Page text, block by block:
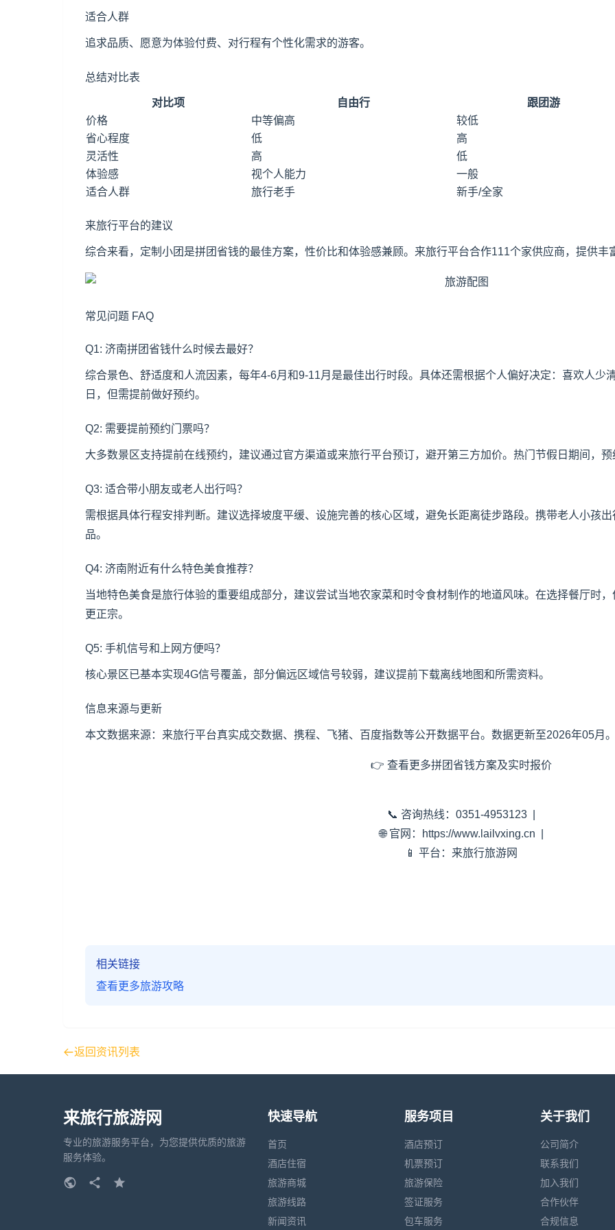
适合人群
追求品质、愿意为体验付费、对行程有个性化需求的游客。
总结对比表
对比项 自由行
跟团游
价格
中等偏高
较低
省心程度
低
高
灵活性
高
低
体验感
视个人能力
一般
适合人群
旅行老手 新手/全家
来旅行平台的建议
综合来看，定制小团是拼团省钱的最佳方案，性价比和体验感兼顾。来旅行平台合作111个家供应商，提供丰
常见问题 FAQ
Q1: 济南拼团省钱什么时候去最好？
综合景色、舒适度和人流因素，每年4-6月和9-11月是最佳出行时段。具体还需根据个人偏好决定：喜欢人少
日，但需提前做好预约。
Q2: 需要提前预约门票吗？
大多数景区支持提前在线预约，建议通过官方渠道或来旅行平台预订，避开第三方加价。热门节假日期间，
Q3: 适合带小朋友或老人出行吗？
需根据具体行程安排判断。建议选择坡度平缓、设施完善的核心区域，避免长距离徒步路段。携带老人小孩
品。
Q4: 济南附近有什么特色美食推荐？
当地特色美食是旅行体验的重要组成部分，建议尝试当地农家菜和时令食材制作的地道风味。在选择餐厅时
更正宗。
Q5: 手机信号和上网方便吗？
核心景区已基本实现4G信号覆盖，部分偏远区域信号较弱，建议提前下载离线地图和所需资料。
信息来源与更新
本文数据来源：来旅行平台真实成交数据、携程、飞猪、百度指数等公开数据平台。数据更新至2026年05月
👉 查看更多拼团省钱方案及实时报价
📞 咨询热线：0351-4953123 |
🌐 官网：https://www.lailvxing.cn |
📱 平台：来旅行旅游网
相关链接
查看更多旅游攻略
返回资讯列表
来旅行旅游网
专业的旅游服务平台，为您提供优质的旅游
服务体验。
快速导航
首页
酒店住宿
旅游商城
旅游线路
新闻资讯
服务项目
酒店预订
机票预订
旅游保险
签证服务
包车服务
关于我们
公司简介
联系我们
加入我们
合作伙伴
合规信息